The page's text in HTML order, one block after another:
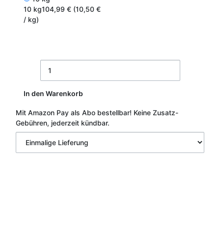
10 kg104,99 € (10,50 €
/ kg)
In den Warenkorb
Mit Amazon Pay als Abo bestellbar! Keine Zusatz-
Gebühren, jederzeit kündbar.